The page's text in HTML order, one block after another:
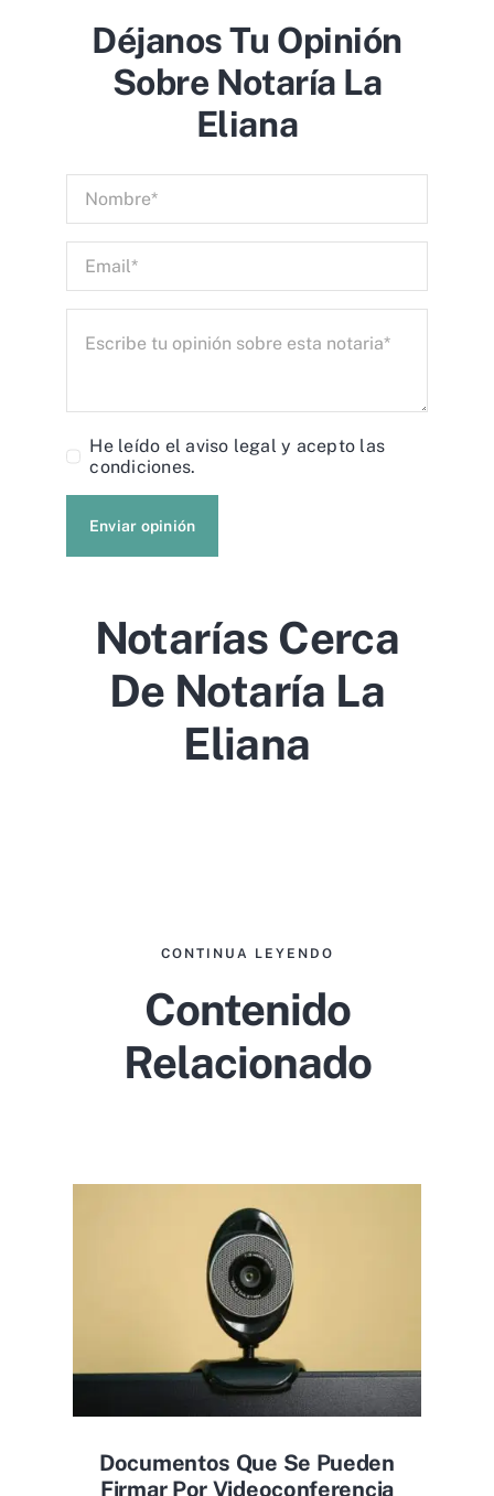
Déjanos Tu Opinión
Sobre Notaría La
Eliana
He leído elaviso legal y acepto las
condiciones.
Enviar opinión
Notarías Cerca
De Notaría La
Eliana
CONTINUA LEYENDO
Contenido
Relacionado
Documentos Que Se Pueden
Firmar Por Videoconferencia